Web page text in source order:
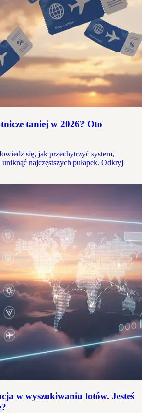
taniej w 2026? Oto
się, jak przechytrzyć system,
najczęstszych pułapek. Odkryj
w wyszukiwaniu lotów. Jesteś